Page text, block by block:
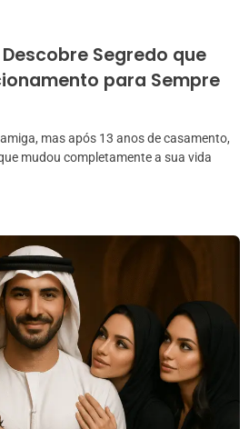
Segredo que
para Sempre
mas após 13 anos de casamento,
mudou completamente a sua vida